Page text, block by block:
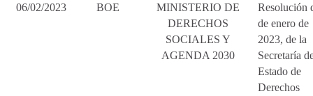
06/02/2023 BOE
MINISTERIO DE
DERECHOS
SOCIALES Y
AGENDA 2030
Resolución
de enero de
2023, de la
Secretaría
Estado de
Derechos